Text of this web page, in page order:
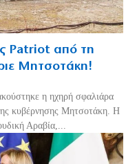
Patriot από τη
Μητσοτάκη!
η ηχηρή σφαλιάρα
κυβέρνησης Μητσοτάκη. Η
Αραβία,...